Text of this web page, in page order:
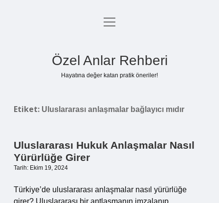
Anasayfa
menüyü
Özel Anlar Rehberi
Hayatına değer katan pratik öneriler!
Etiket: Uluslararası anlaşmalar bağlayıcı mıdır
Uluslararası Hukuk Anlaşmalar Nasıl
Yürürlüğe Girer
Tarih: Ekim 19, 2024
Türkiye’de uluslararası anlaşmalar nasıl yürürlüğe
girer? Uluslararası bir antlaşmanın imzalanıp